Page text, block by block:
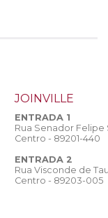
JOINVILLE
ENTRADA 1
Rua Senador
Centro - 89201-440
ENTRADA 2
Rua Visconde de
Centro - 89203-005